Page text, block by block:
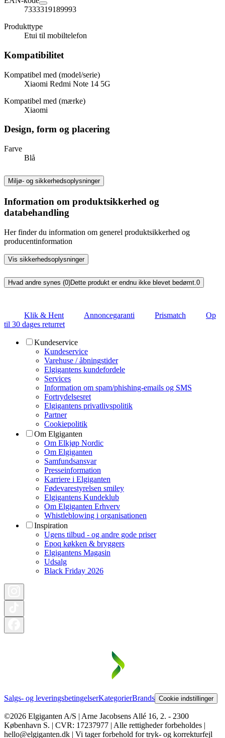
7333319189993
Produkttype
Etui til mobiltelefon
Kompatibilitet
Kompatibel med (model/serie)
Xiaomi Redmi Note 14 5G
Kompatibel med (mærke)
Xiaomi
Design, form og placering
Farve
Blå
Miljø- og sikkerhedsoplysninger
Information om produktsikkerhed og
databehandling
Her finder du information om generel produktsikkerhed og
producentinformation
Vis sikkerhedsoplysninger
Hvad andre synes (0)Dette produkt er endnu ikke blevet bedømt.0
Klik & Hent Annoncegaranti Prismatch
Op
til 30 dages returret
Kundeservice
Kundeservice
Varehuse / åbningstider
Elgigantens kundefordele
Services
Information om spam/phishing-emails og SMS
Fortrydelsesret
Elgigantens privatlivspolitik
Partner
Cookiepolitik
Om Elgiganten
Om Elkjøp Nordic
Om Elgiganten
Samfundsansvar
Presseinformation
Karriere i Elgiganten
Fødevarestyrelsen smiley
Elgigantens Kundeklub
Om Elgiganten Erhverv
Whistleblowing i organisationen
Inspiration
Ugens tilbud - og andre gode priser
Epoq køkken & bryggers
Elgigantens Magasin
Udsalg
Black Friday 2026
Salgs- og leveringsbetingelserKategorierBrands Cookie indstillinger
©2026 Elgiganten A/S | Arne Jacobsens Allé 16, 2. - 2300
København S. | CVR: 17237977 | Alle rettigheder forbeholdes |
hello@elgiganten.dk | Vi tager forbehold for tryk- og korrekturfejl